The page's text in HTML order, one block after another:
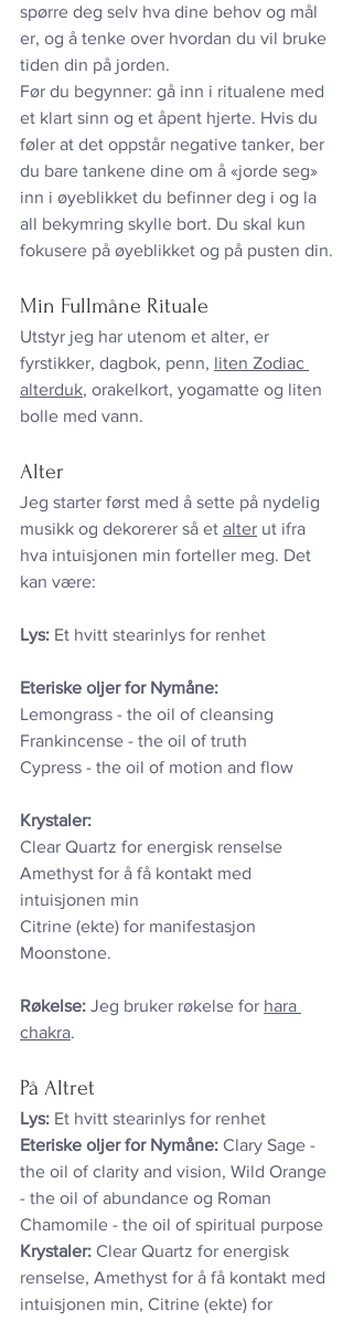
spørre deg selv hva dine behov og mål
er, og å tenke over hvordan du vil bruke
tiden din på jorden.
Før du begynner: gå inn i ritualene med
et klart sinn og et åpent hjerte. Hvis du
føler at det oppstår negative tanker, ber
du bare tankene dine om å «jorde seg»
inn i øyeblikket du befinner deg i og la
all bekymring skylle bort. Du skal kun
fokusere på øyeblikket og på pusten din.
Min Fullmåne Rituale
Utstyr jeg har utenom et alter, er
fyrstikker, dagbok, penn, liten Zodiac
alterduk, orakelkort, yogamatte og liten
bolle med vann.
Alter
Jeg starter først med å sette på nydelig
musikk og dekorerer så et alter ut ifra
hva intuisjonen min forteller meg. Det
kan være:
Lys: Et hvitt stearinlys for renhet
Eteriske oljer for Nymåne:
Lemongrass - the oil of cleansing
Frankincense - the oil of truth
Cypress - the oil of motion and flow
Krystaler:
Clear Quartz for energisk renselse
Amethyst for å få kontakt med
intuisjonen min
Citrine (ekte) for manifestasjon
Moonstone.
Røkelse: Jeg bruker røkelse for hara
chakra.
På Altret
Lys: Et hvitt stearinlys for renhet
Eteriske oljer for Nymåne: Clary Sage -
the oil of clarity and vision, Wild Orange
- the oil of abundance og Roman
Chamomile - the oil of spiritual purpose
Krystaler: Clear Quartz for energisk
renselse, Amethyst for å få kontakt med
intuisjonen min, Citrine (ekte) for